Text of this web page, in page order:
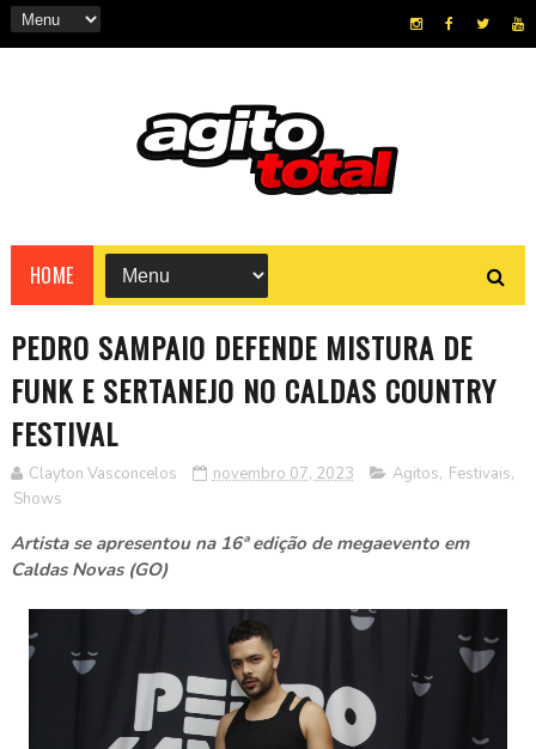
HOME
PEDRO SAMPAIO DEFENDE MISTURA DE
FUNK E SERTANEJO NO CALDAS COUNTRY
FESTIVAL
Clayton Vasconcelos novembro 07, 2023 Agitos, Festivais,
Shows
Artista se apresentou na 16ª edição de megaevento em
Caldas Novas (GO)